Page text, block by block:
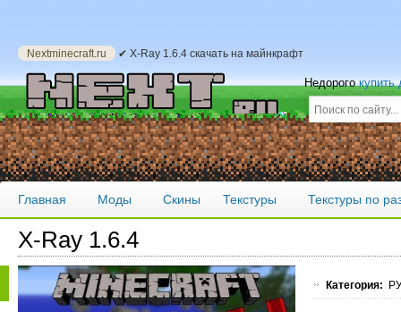
Nextminecraft.ru ✔ X-Ray 1.6.4 скачать на майнкрафт
Недорогокупить
Главная Моды Скины Текстуры Текстуры по
X-Ray 1.6.4
Категория: